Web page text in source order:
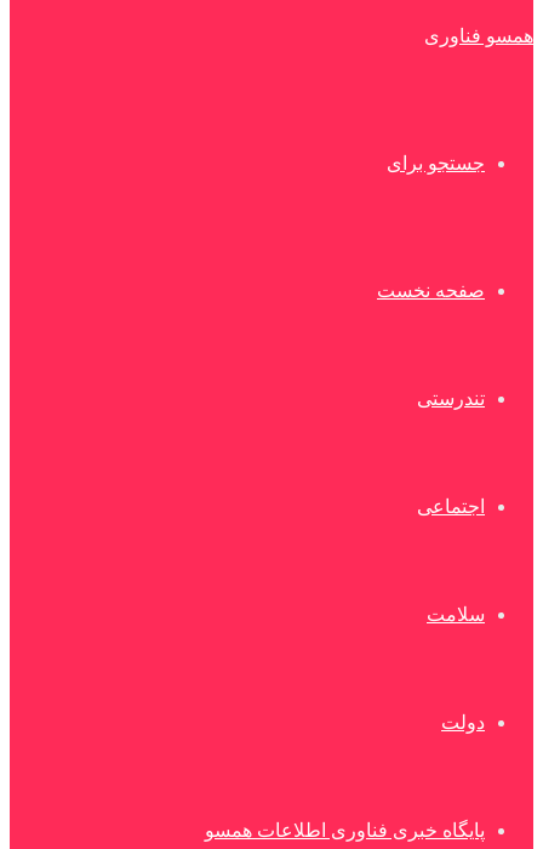
همسو فناوری
جستجو برای
صفحه نخست
تندرستی
اجتماعی
سلامت
دولت
پایگاه خبری فناوری اطلاعات همسو